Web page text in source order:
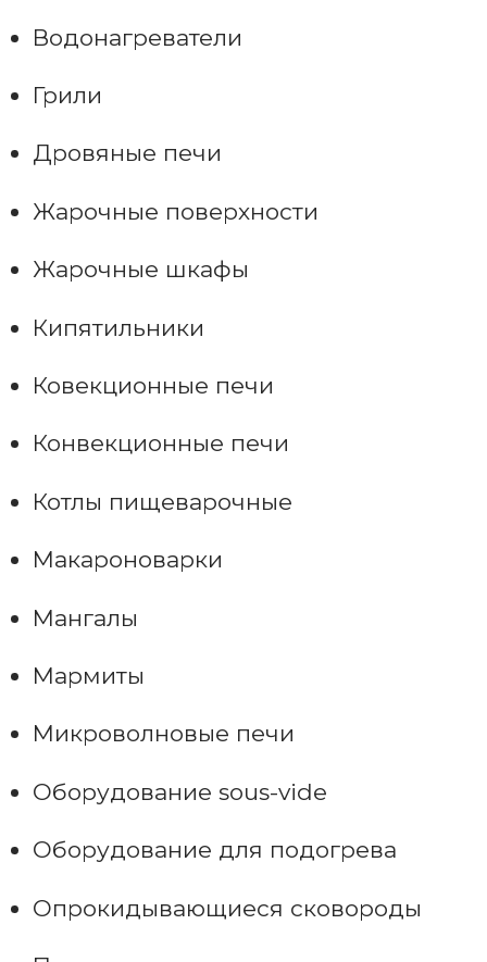
Водонагреватели
Грили
Дровяные печи
Жарочные поверхности
Жарочные шкафы
Кипятильники
Ковекционные печи
Конвекционные печи
Котлы пищеварочные
Макароноварки
Мангалы
Мармиты
Микроволновые печи
Оборудование sous-vide
Оборудование для подогрева
Опрокидывающиеся сковороды